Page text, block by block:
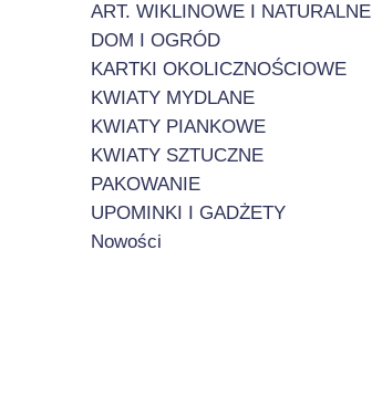
ART. WIKLINOWE I NATURALNE
DOM I OGRÓD
KARTKI OKOLICZNOŚCIOWE
KWIATY MYDLANE
KWIATY PIANKOWE
KWIATY SZTUCZNE
PAKOWANIE
UPOMINKI I GADŻETY
Nowości